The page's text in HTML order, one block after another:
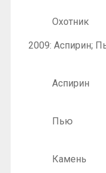
Охотник
2009: Аспирин;
Аспирин
Пью
Камень